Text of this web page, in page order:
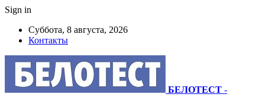
Sign in
Суббота, 8 августа, 2026
Контакты
БЕЛОТЕСТ -